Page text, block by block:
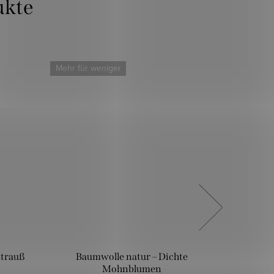
Mehr für weniger
Baumwolle natur – Dichte
Mohnblumen